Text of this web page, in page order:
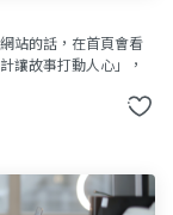
站的話，在首頁會看
讓故事打動人心」，
工